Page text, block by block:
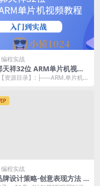
编程实战
天祥32位 ARM单片机视频
教程-入门到实战
【资源目录】: ├──ARM.单片机资
编程实战
牌设计策略·创意表现方法 |